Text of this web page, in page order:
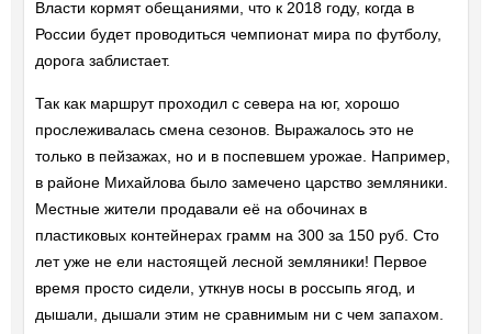
Власти кормят обещаниями, что к 2018 году, когда в
России будет проводиться чемпионат мира по футболу,
дорога заблистает.
Так как маршрут проходил с севера на юг, хорошо
прослеживалась смена сезонов. Выражалось это не
только в пейзажах, но и в поспевшем урожае. Например,
в районе Михайлова было замечено царство земляники.
Местные жители продавали её на обочинах в
пластиковых контейнерах грамм на 300 за 150 руб. Сто
лет уже не ели настоящей лесной земляники! Первое
время просто сидели, уткнув носы в россыпь ягод, и
дышали, дышали этим не сравнимым ни с чем запахом.